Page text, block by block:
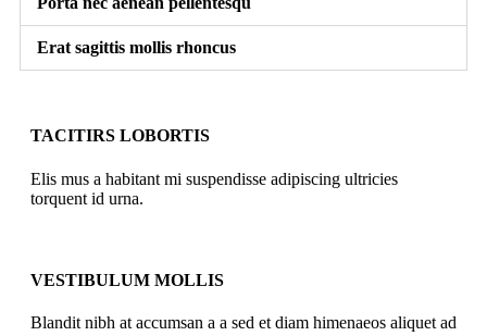
Erat sagittis mollis rhoncus
TACITIRS LOBORTIS
Elis mus a habitant mi suspendisse adipiscing ultricies
torquent id urna.
VESTIBULUM MOLLIS
Blandit nibh at accumsan a a sed et diam himenaeos aliquet ad